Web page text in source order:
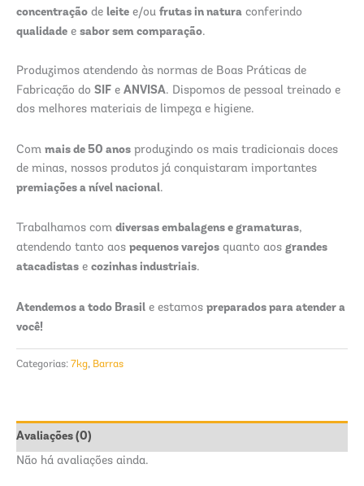
concentração de leite e/ou frutas in natura conferindo
qualidade e sabor sem comparação.
Produzimos atendendo às normas de Boas Práticas de
Fabricação do SIF e ANVISA. Dispomos de pessoal treinado e
dos melhores materiais de limpeza e higiene.
Com mais de 50 anos produzindo os mais tradicionais doces
de minas, nossos produtos já conquistaram importantes
premiações a nível nacional.
Trabalhamos com diversas embalagens e gramaturas,
atendendo tanto aos pequenos varejos quanto aos grandes
atacadistas e cozinhas industriais.
Atendemos a todo Brasil e estamos preparados para atender a
você!
Categorias: 7kg, Barras
Avaliações (0)
Não há avaliações ainda.